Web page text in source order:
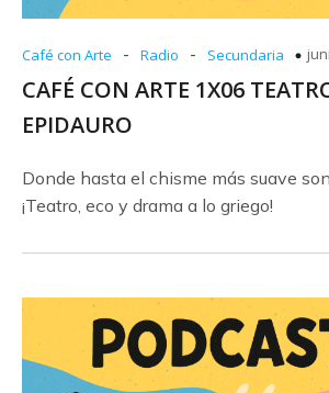
Café con Arte - Radio - Secundaria
CAFÉ CON ARTE 1X06
EPIDAURO
Donde hasta el chisme más suave
¡Teatro, eco y drama a lo griego!